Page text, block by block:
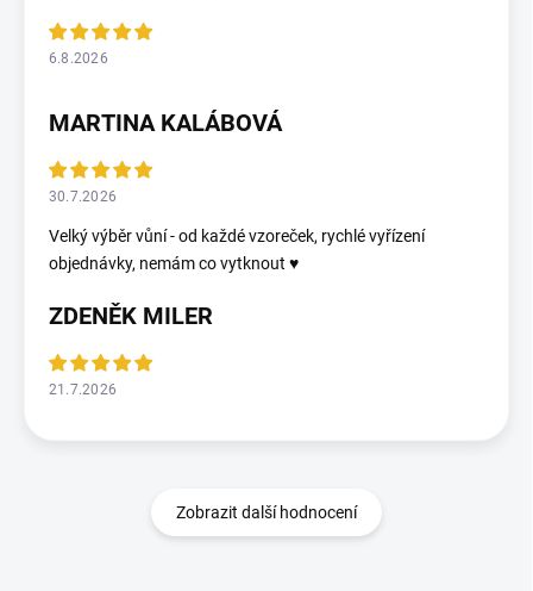
6.8.2026
MARTINA KALÁBOVÁ
30.7.2026
Velký výběr vůní - od každé vzoreček, rychlé vyřízení
objednávky, nemám co vytknout ♥️
ZDENĚK MILER
21.7.2026
Zobrazit další hodnocení